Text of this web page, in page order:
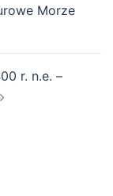
Morze
r. n.e. –